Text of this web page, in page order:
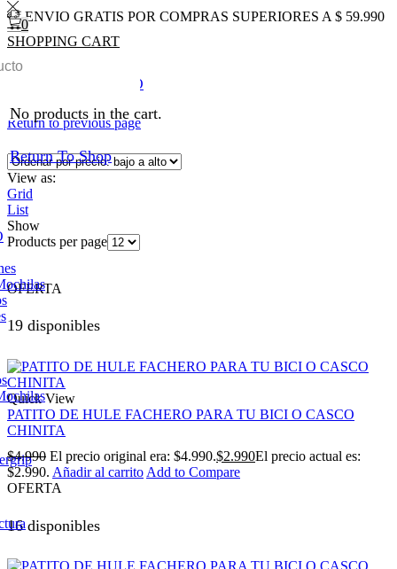
ENVIO GRATIS POR COMPRAS SUPERIORES A $ 59.990
0
SHOPPING CART
No products in the cart.
Return To Shop
CICLISMO
Return to previous page
View as:
Grid
List
Show
Products per page
OFERTA
19 disponibles
Quick View
PATITO DE HULE FACHERO PARA TU BICI O CASCO
CHINITA
$4.990 El precio original era: $4.990.$2.990El precio actual es:
$2.990. Añadir al carrito Add to Compare
OFERTA
16 disponibles